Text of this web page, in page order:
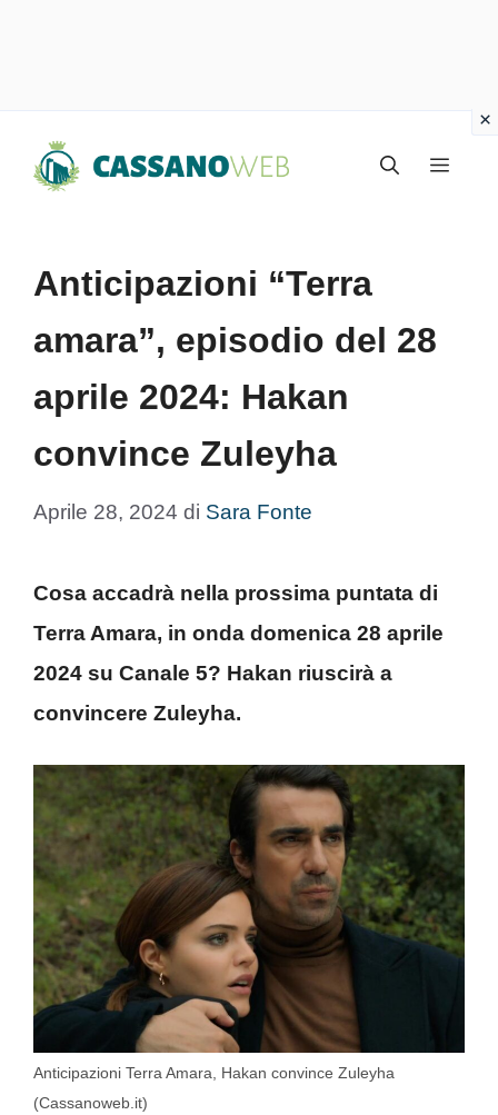
Menu
Anticipazioni “Terra
amara”, episodio del 28
aprile 2024: Hakan
convince Zuleyha
Aprile 28, 2024 di Sara Fonte
Cosa accadrà nella prossima puntata di
Terra Amara, in onda domenica 28 aprile
2024 su Canale 5? Hakan riuscirà a
convincere Zuleyha.
Anticipazioni Terra Amara, Hakan convince Zuleyha
(Cassanoweb.it)